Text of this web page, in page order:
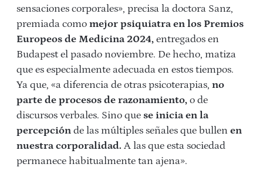
sensaciones corporales», precisa la doctora Sanz,
premiada como mejor psiquiatra en los Premios
Europeos de Medicina 2024, entregados en
Budapest el pasado noviembre. De hecho, matiza
que es especialmente adecuada en estos tiempos.
Ya que, «a diferencia de otras psicoterapias, no
parte de procesos de razonamiento, o de
discursos verbales. Sino que se inicia en la
percepción de las múltiples señales que bullen en
nuestra corporalidad. A las que esta sociedad
permanece habitualmente tan ajena».